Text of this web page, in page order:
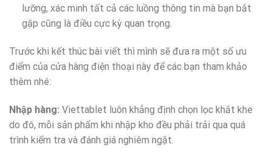
lưỡng, xác minh tất cả các luồng thông tin mà bạn bắt
gặp cũng là điều cực kỳ quan trọng.
Trước khi kết thúc bài viết thì mình sẽ đưa ra một số ưu
điểm của cửa hàng điện thoại này để các bạn tham khảo
thêm nhé:
Nhập hàng: Viettablet luôn khẳng định chọn lọc khắt khe
do đó, mỗi sản phẩm khi nhập kho đều phải trải qua quá
trình kiểm tra và đánh giá nghiêm ngặt.